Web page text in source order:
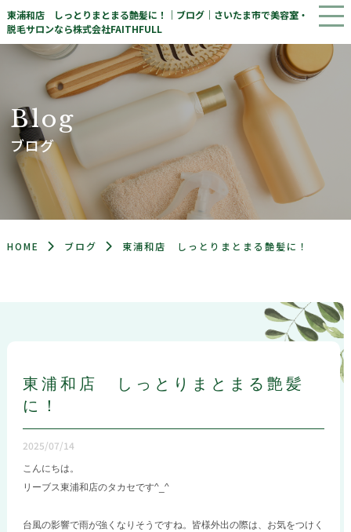
東浦和店 しっとりまとまる艶髪に！｜ブログ｜さいたま市で美容室・
脱毛サロンなら株式会社FAITHFULL
Blog
ブログ
HOME ブログ 東浦和店 しっとりまとまる艶髪に！
東浦和店 しっとりまとまる艶髪
に！
2025/07/14
こんにちは。
リーブス東浦和店のタカセです^⁠_⁠^
台風の影響で雨が強くなりそうですね。皆様外出の際は、お気をつけく